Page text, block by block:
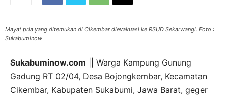
Mayat pria yang ditemukan di Cikembar dievakuasi ke RSUD Sekarwangi. Foto :
Sukabuminow
Sukabuminow.com || Warga Kampung Gunung
Gadung RT 02/04, Desa Bojongkembar, Kecamatan
Cikembar, Kabupaten Sukabumi, Jawa Barat, geger